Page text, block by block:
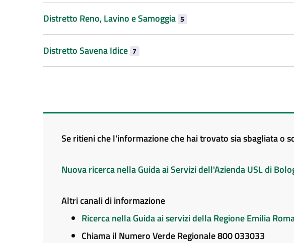
Distretto Reno, Lavino e Samoggia 5
Distretto Savena Idice 7
Se ritieni che l'informazione che hai trovato sia sbagliata o
Nuova ricerca nella Guida ai Servizi dell'Azienda USL di
Altri canali di informazione
Ricerca nella Guida ai servizi della Regione Emilia
Chiama il Numero Verde Regionale 800 033033